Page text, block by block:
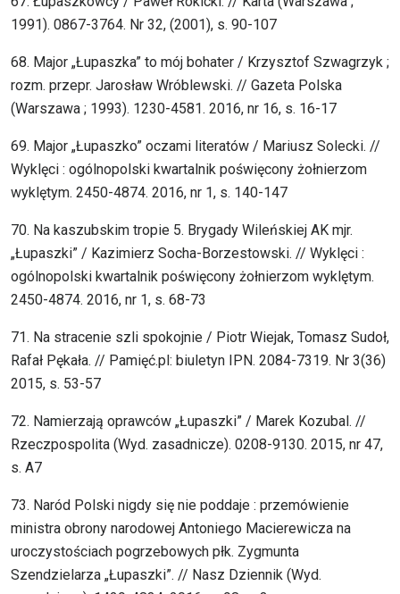
1991). 0867-3764. Nr 32, (2001), s. 90-107
68. Major „Łupaszka” to mój bohater / Krzysztof Szwagrzyk ;
rozm. przepr. Jarosław Wróblewski. // Gazeta Polska
(Warszawa ; 1993). 1230-4581. 2016, nr 16, s. 16-17
69. Major „Łupaszko” oczami literatów / Mariusz Solecki. //
Wyklęci : ogólnopolski kwartalnik poświęcony żołnierzom
wyklętym. 2450-4874. 2016, nr 1, s. 140-147
70. Na kaszubskim tropie 5. Brygady Wileńskiej AK mjr.
„Łupaszki” / Kazimierz Socha-Borzestowski. // Wyklęci :
ogólnopolski kwartalnik poświęcony żołnierzom wyklętym.
2450-4874. 2016, nr 1, s. 68-73
71. Na stracenie szli spokojnie / Piotr Wiejak, Tomasz Sudoł,
Rafał Pękała. // Pamięć.pl: biuletyn IPN. 2084-7319. Nr 3(36)
2015, s. 53-57
72. Namierzają oprawców „Łupaszki” / Marek Kozubal. //
Rzeczpospolita (Wyd. zasadnicze). 0208-9130. 2015, nr 47,
s. A7
73. Naród Polski nigdy się nie poddaje : przemówienie
ministra obrony narodowej Antoniego Macierewicza na
uroczystościach pogrzebowych płk. Zygmunta
Szendzielarza „Łupaszki”. // Nasz Dziennik (Wyd.